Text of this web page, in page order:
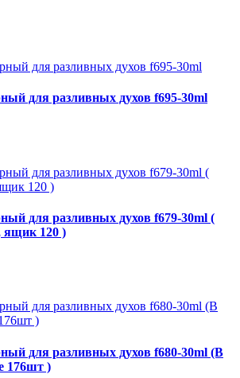
для разливных духов f695-30ml
для разливных духов f679-30ml (
ящик 120 )
для разливных духов f680-30ml (В
176шт )